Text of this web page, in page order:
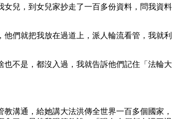
兒，到女兒家抄走了一百多份資料，問我資料
們就把我放在過道上，派人輪流看管，我就利
不是，都沒入過，我就告訴他們記住「法輪大
溝通，給她講大法洪傳全世界一百多個國家，